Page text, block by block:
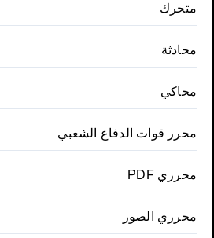
متحرك
محادثة
محاكي
محرر قوات الدفاع الشعبي
محرري PDF
محرري الصور